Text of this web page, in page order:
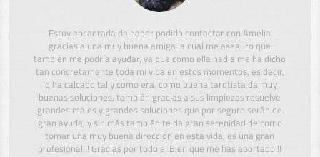
Estoy encantada de haber podido contactar con Amelia
gracias a una muy buena amiga la cual me aseguro que
también me podría ayudar, ya que como ella nadie me ha dicho
tan concretamente toda mi vida en estos momentos, es decir,
lo ha calcado tal y como era, como buena tarotista da muy
buenas soluciones, también gracias a sus limpiezas resuelve
grandes males y grandes soluciones que por seguro serán de
gran ayuda, y sin más también te da gran serenidad de como
tomar una muy buena dirección en esta vida, es una gran
profesional!!! Gracias por todo el Bien que me has aportado!!!